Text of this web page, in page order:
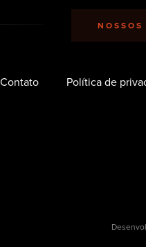
Contato Política de